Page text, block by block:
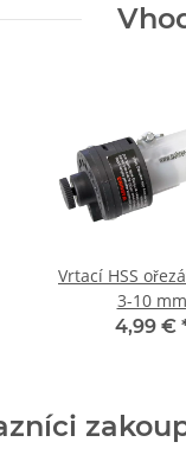
Vrtací HSS
3-10 mm
4,99 €